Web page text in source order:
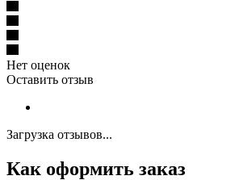
Нет оценок
Оставить отзыв
Загрузка отзывов...
Как оформить заказ